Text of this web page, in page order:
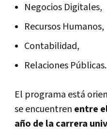
Negocios Digitales,
Recursos Humanos,
Contabilidad,
Relaciones Públicas.
El programa está
se encuentren entre
año de la carrera